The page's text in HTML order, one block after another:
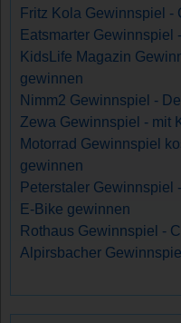
Fritz Kola Gewinnspiel
Eatsmarter Gewinnspiel
KidsLife Magazin
gewinnen
Nimm2 Gewinnspiel -
Zewa Gewinnspiel - mit
Motorrad Gewinnspiel
gewinnen
Peterstaler Gewinnspiel
E-Bike gewinnen
Rothaus Gewinnspiel -
Alpirsbacher